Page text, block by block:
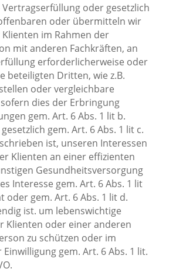
oder gesetzlich
oder übermitteln wir
im Rahmen der
mit anderen Fachkräften, an
erforderlicherweise oder
beteiligten Dritten, wie z.B.
oder vergleichbare
dies der Erbringung
gem. Art. 6 Abs. 1 lit b.
gem. Art. 6 Abs. 1 lit c.
ist, unseren Interessen
Klienten an einer effizienten
Gesundheitsversorgung
Interesse gem. Art. 6 Abs. 1 lit
oder gem. Art. 6 Abs. 1 lit d.
ist. um lebenswichtige
Klienten oder einer anderen
zu schützen oder im
Einwilligung gem. Art. 6 Abs. 1 lit.